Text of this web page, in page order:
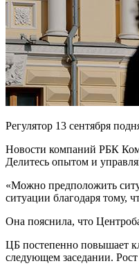
Регулятор 13 сентября
Новости компаний РБК
Делитесь опытом и
«Можно предположить
ситуации благодаря тому,
Она пояснила, что
ЦБ постепенно повышает
следующем заседании.